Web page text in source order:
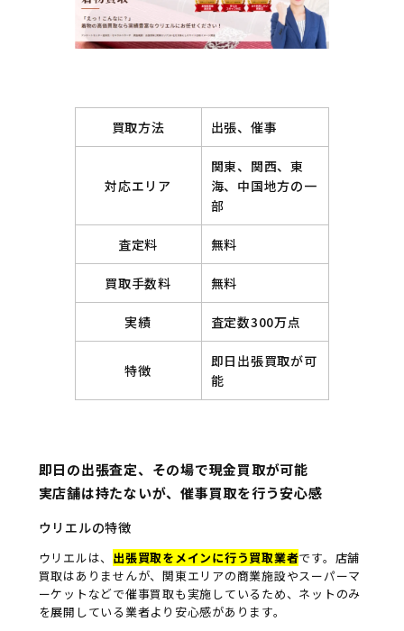
買取方法 出張、催事
対応エリア
関東、関西、東
海、中国地方の一
部
査定料 無料
買取手数料 無料
実績 査定数300万点
特徴
即日出張買取が可
能
即日の出張査定、その場で現金買取が可能
実店舗は持たないが、催事買取を行う安心感
ウリエルの特徴
ウリエルは、 出張買取をメインに行う買取業者です。店舗
買取はありませんが、関東エリアの商業施設やスーパーマ
ーケットなどで催事買取も実施しているため、ネットのみ
を展開している業者より安心感があります。